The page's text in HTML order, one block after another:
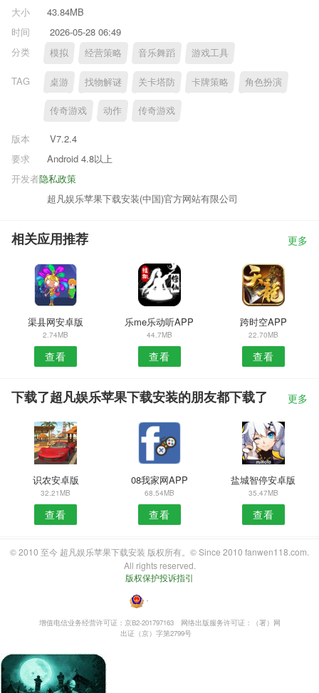
大小
43.84MB
时间
2026-05-28 06:49
分类
模拟 经营策略 音乐舞蹈 游戏工具
TAG 桌游 找物解谜 关卡塔防 卡牌策略 角色扮演
传奇游戏 动作 传奇游戏
版本
V7.2.4
要求
Android 4.8以上
隐私政策
开发者
超凡娱乐苹果下载安装(中国)官方网站有限公司
相关应用推荐 更多
渠县网安卓版
2.74MB
查看
乐me乐动听APP
44.7MB
查看
跨时空APP
22.70MB
查看
下载了超凡娱乐苹果下载安装的朋友都下载了 更多
识农安卓版
32.21MB
查看
08我家网APP
68.54MB
查看
盐城智停安卓版
35.47MB
查看
© 2010 至今 超凡娱乐苹果下载安装 版权所有。© Since 2010 fanwen118.com.
All rights reserved.
版权保护投诉指引
・
增值电信业务经营许可证：京B2-201797163
网络出版服务许可证：（署）网
出证（京）字第2799号